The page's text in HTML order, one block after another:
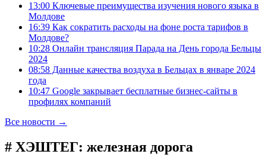
13:00 Ключевые преимущества изучения нового языка в
Молдове
16:39 Как сократить расходы на фоне роста тарифов в
Молдове?
10:28 Онлайн трансляция Парада на День города Бельцы
2024
08:58 Данные качества воздуха в Бельцах в январе 2024
года
10:47 Google закрывает бесплатные бизнес-сайты в
профилях компаний
Все новости →
# ХЭШТЕГ: железная дорога